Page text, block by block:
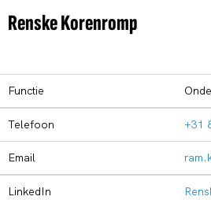
Renske Korenromp
Functie
Telefoon +31
Email
LinkedIn